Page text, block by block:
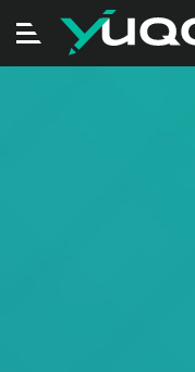
Alternar
navegación